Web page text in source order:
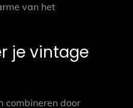
van het
je vintage
combineren door